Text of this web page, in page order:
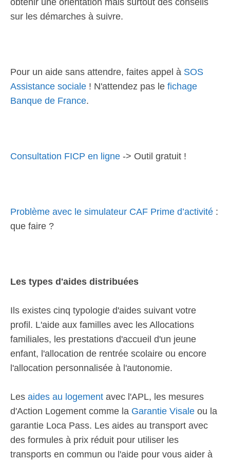
obtenir une orientation mais surtout des conseils
sur les démarches à suivre.
Pour un aide sans attendre, faites appel à SOS
Assistance sociale ! N'attendez pas le fichage
Banque de France.
Consultation FICP en ligne -> Outil gratuit !
Problème avec le simulateur CAF Prime d’activité :
que faire ?
Les types d'aides distribuées
Ils existes cinq typologie d'aides suivant votre
profil. L'aide aux familles avec les Allocations
familiales, les prestations d'accueil d'un jeune
enfant, l'allocation de rentrée scolaire ou encore
l'allocation personnalisée à l'autonomie.
Les aides au logement avec l'APL, les mesures
d'Action Logement comme la Garantie Visale ou la
garantie Loca Pass. Les aides au transport avec
des formules à prix réduit pour utiliser les
transports en commun ou l'aide pour vous aider à